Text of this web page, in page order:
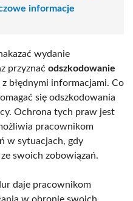
informacje
wydanie
przyznać odszkodowanie
błędnymi informacjami. Co
się odszkodowania
Ochrona tych praw jest
pracownikom
w sytuacjach, gdy
swoich zobowiązań.
daje pracownikom